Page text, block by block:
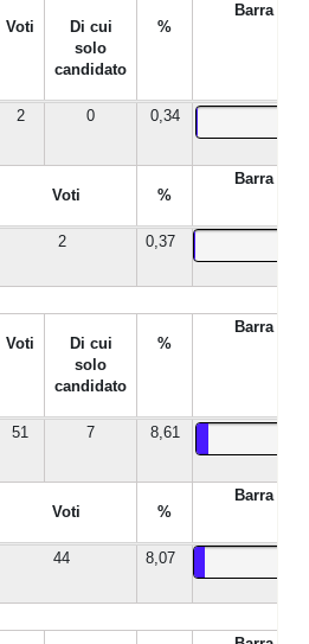
Voti
Di cui
solo
candidato
%
Barra %
2 0 0,34
Voti %
Barra %
2 0,37
Voti
Di cui
solo
candidato
%
Barra %
51 7 8,61
Voti %
Barra %
44 8,07